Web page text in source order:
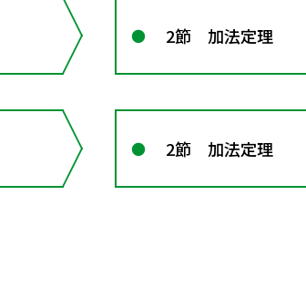
2節 加法定理
2節 加法定理